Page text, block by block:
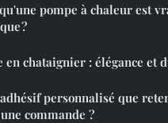
pompe à chaleur est
?
en chataignier : élégance et
personnalisé que
commande ?